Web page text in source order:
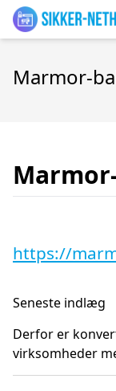
Marmor-
https://
Seneste indlæg
Derfor er
virksomheder